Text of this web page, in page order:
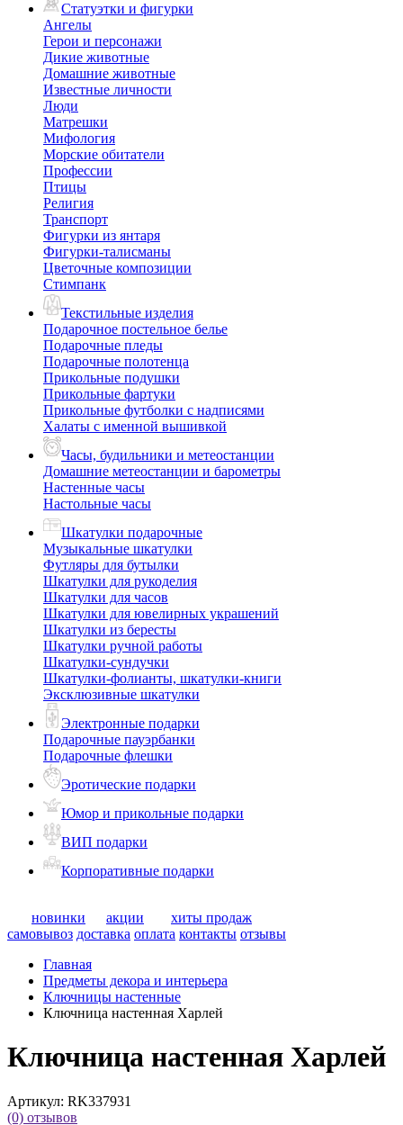
Статуэтки и фигурки
Ангелы
Герои и персонажи
Дикие животные
Домашние животные
Известные личности
Люди
Матрешки
Мифология
Морские обитатели
Профессии
Птицы
Религия
Транспорт
Фигурки из янтаря
Фигурки-талисманы
Цветочные композиции
Стимпанк
Текстильные изделия
Подарочное постельное белье
Подарочные пледы
Подарочные полотенца
Прикольные подушки
Прикольные фартуки
Прикольные футболки с надписями
Халаты с именной вышивкой
Часы, будильники и метеостанции
Домашние метеостанции и барометры
Настенные часы
Настольные часы
Шкатулки подарочные
Музыкальные шкатулки
Футляры для бутылки
Шкатулки для рукоделия
Шкатулки для часов
Шкатулки для ювелирных украшений
Шкатулки из бересты
Шкатулки ручной работы
Шкатулки-сундучки
Шкатулки-фолианты, шкатулки-книги
Эксклюзивные шкатулки
Электронные подарки
Подарочные пауэрбанки
Подарочные флешки
Эротические подарки
Юмор и прикольные подарки
ВИП подарки
Корпоративные подарки
новинки акции
хиты продаж
самовывоз доставка оплата контакты отзывы
Главная
Предметы декора и интерьера
Ключницы настенные
Ключница настенная Харлей
Ключница настенная Харлей
Артикул: RK337931
(0) отзывов